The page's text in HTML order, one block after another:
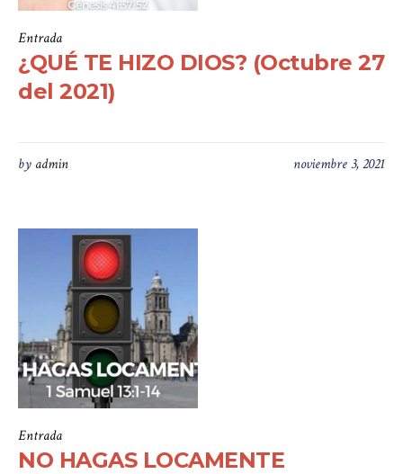
Entrada
¿QUÉ TE HIZO DIOS? (Octubre 27
del 2021)
noviembre 3, 2021
by admin
Entrada
NO HAGAS LOCAMENTE